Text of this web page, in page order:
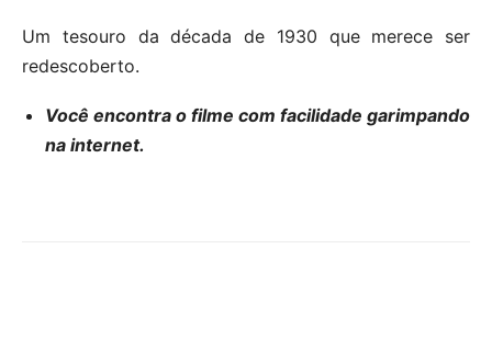
Um tesouro da década de 1930 que merece ser
redescoberto.
Você encontra o filme com facilidade garimpando
na internet.